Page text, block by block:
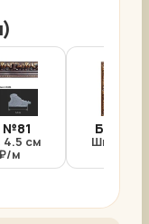
№81
4.5 см
м
Багет
Ширина: